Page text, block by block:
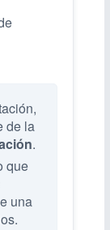
de la
.
que
una